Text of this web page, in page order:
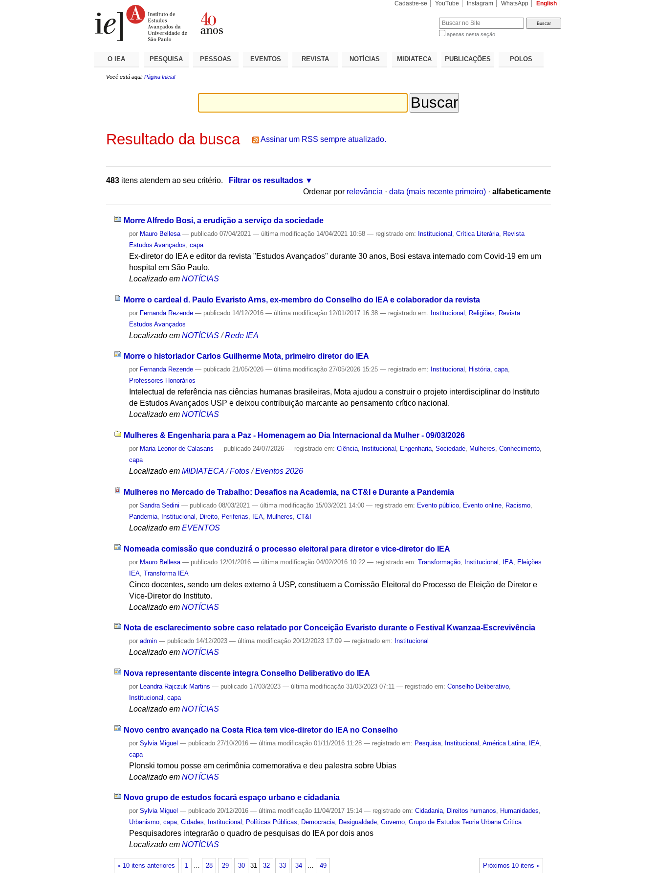
Cadastre-se YouTube Instagram WhatsApp English
apenas nesta seção
O IEA PESQUISA PESSOAS EVENTOS REVISTA NOTÍCIAS MIDIATECA PUBLICAÇÕES POLOS
Você está aqui: Página Inicial
Resultado da busca Assinar um RSS sempre atualizado.
483 itens atendem ao seu critério.
Filtrar os resultados
Ordenar por relevância · data (mais recente primeiro) · alfabeticamente
Morre Alfredo Bosi, a erudição a serviço da sociedade
por Mauro Bellesa — publicado 07/04/2021— última modificação 14/04/2021 10:58— registrado em: Institucional ,Crítica Literária
Revista
Estudos Avançados ,capa
Ex-diretor do IEA e editor da revista "Estudos Avançados" durante 30 anos, Bosi estava internado com Covid-19 em um
hospital em São Paulo.
Localizado em NOTÍCIAS
Morre o cardeal d. Paulo Evaristo Arns, ex-membro do Conselho do IEA e colaborador da revista
por Fernanda Rezende — publicado 14/12/2016— última modificação 12/01/2017 16:38— registrado em: Institucional Religiões
Revista
Estudos Avançados
Localizado em NOTÍCIAS /Rede IEA
Morre o historiador Carlos Guilherme Mota, primeiro diretor do IEA
por Fernanda Rezende — publicado 21/05/2026— última modificação 27/05/2026 15:25— registrado em: Institucional , História,capa,
Professores Honorários
Intelectual de referência nas ciências humanas brasileiras, Mota ajudou a construir o projeto interdisciplinar do Instituto
de Estudos Avançados USP e deixou contribuição marcante ao pensamento crítico nacional.
Localizado em NOTÍCIAS
Mulheres & Engenharia para a Paz - Homenagem ao Dia Internacional da Mulher - 09/03/2026
por Maria Leonor de Calasans — publicado 24/07/2026— registrado em:Ciência, Institucional , Engenharia,Sociedade, Mulheres,Conhecimento,
capa
Localizado em MIDIATECA /Fotos /Eventos 2026
Mulheres no Mercado de Trabalho: Desafios na Academia, na CT&I e Durante a Pandemia
porSandra Sedini — publicado 08/03/2021— última modificação 15/03/2021 14:00— registrado em: Evento público Evento online Racismo
Pandemia
Institucional Direito Periferias IEA Mulheres ,CT&I
Localizado em EVENTOS
Nomeada comissão que conduzirá o processo eleitoral para diretor e vice-diretor do IEA
por Mauro Bellesa — publicado 12/01/2016— última modificação 04/02/2016 10:22— registrado em:Transformação Institucional IEA Eleições
IEA ,Transforma IEA
Cinco docentes, sendo um deles externo à USP, constituem a Comissão Eleitoral do Processo de Eleição de Diretor e
Vice-Diretor do Instituto.
Localizado em NOTÍCIAS
Nota de esclarecimento sobre caso relatado por Conceição Evaristo durante o Festival Kwanzaa-Escrevivência
poradmin — publicado 14/12/2023— última modificação 20/12/2023 17:09— registrado em: Institucional
Localizado em NOTÍCIAS
Nova representante discente integra Conselho Deliberativo do IEA
por Leandra Rajczuk Martins — publicado 17/03/2023— última modificação 31/03/2023 07:11— registrado em:Conselho Deliberativo
Institucional
,capa
Localizado em NOTÍCIAS
Novo centro avançado na Costa Rica tem vice-diretor do IEA no Conselho
porSylvia Miguel — publicado 27/10/2016— última modificação 01/11/2016 11:28— registrado em: Pesquisa Institucional ,América Latina IEA
capa
Plonski tomou posse em cerimônia comemorativa e deu palestra sobre Ubias
Localizado em NOTÍCIAS
Novo grupo de estudos focará espaço urbano e cidadania
porSylvia Miguel — publicado 20/12/2016— última modificação 11/04/2017 15:14— registrado em:Cidadania, Direitos humanos, Humanidades,
Urbanismo,capa,Cidades, Institucional , Políticas Públicas, Democracia, Desigualdade,Governo,Grupo de Estudos Teoria Urbana Crítica
Pesquisadores integrarão o quadro de pesquisas do IEA por dois anos
Localizado em NOTÍCIAS
« 10 itens anteriores Próximos 10 itens »
1 28 29 30 31 32 33 34 49